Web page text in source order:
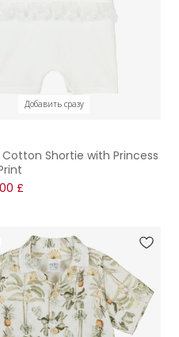
Добавить сразу
Cotton Shortie with Princess
£